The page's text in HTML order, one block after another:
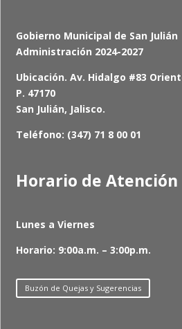
Gobierno Municipal de San Julián
Administración 2024-2027
Ubicación. Av. Hidalgo #83
P. 47170
San Julián, Jalisco.
Teléfono: (347) 71 8 00 01
Horario de Atención
Lunes a Viernes
Horario: 9:00a.m. – 3:00p.m.
Buzón de Quejas y Sugerencias